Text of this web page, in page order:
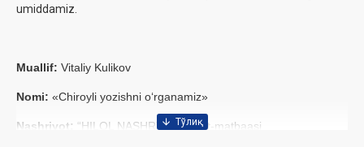
umiddamiz.
Muallif: Vitaliy Kulikov
Nomi: «Chiroyli yozishni oʻrganamiz»
Nashriyot: “HILOL NASHR” nashriyot-matbaasi